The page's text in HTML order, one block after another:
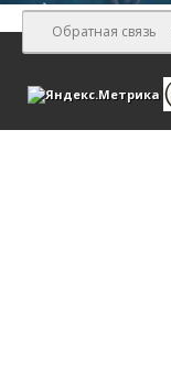
Обратная связь